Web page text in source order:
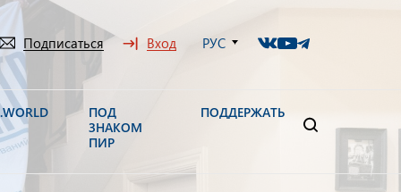
Подписаться Вход РУС
ПОД
ЗНАКОМ
ПИР
ПОДДЕРЖАТЬ